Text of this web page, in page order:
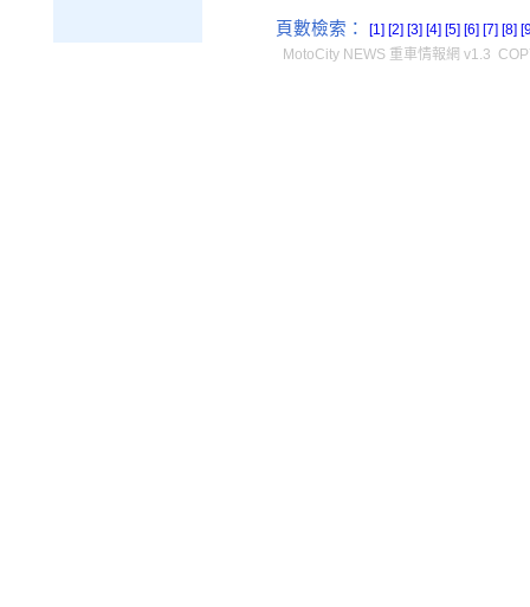
頁數檢索： [1] [2] [3] [4] [5] [6] [7] [8]
MotoCity NEWS 重車情報網 v1.3